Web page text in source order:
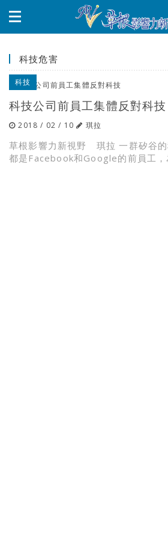
科技危害
科技
科技公司前員工集體反對科技
2018 / 02 / 10 琪拉
草根影響力新視野 琪拉 一群矽谷
都是Facebook和Google的前員工